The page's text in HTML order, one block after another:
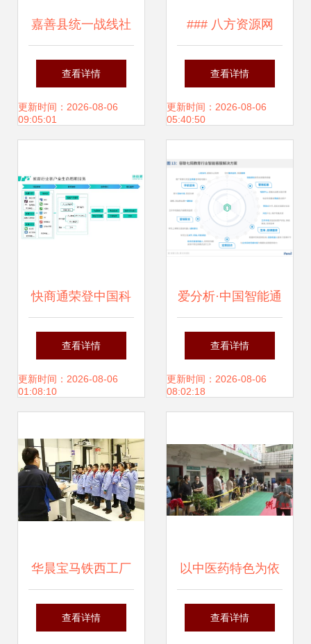
嘉善县统一战线社
会服务月正式启动
教育咨询服务助力
查看详情
更新时间：2026-08-06
09:05:01
### 八方资源网
上“27600”系列 高
效开拓教育咨询服
查看详情
更新时间：2026-08-06
05:40:50
快商通荣登中国科
学院《互联网周
刊》榜单，创新领
育咨询服务新格局
查看详情
更新时间：2026-08-06
01:08:10
爱分析·中国智能通
讯云行业趋势报告
查看详情
更新时间：2026-08-06
08:02:18
华晨宝马铁西工厂
青少年质量教育公
查看详情
以中医药特色为依
托，药企附属医
查看详情